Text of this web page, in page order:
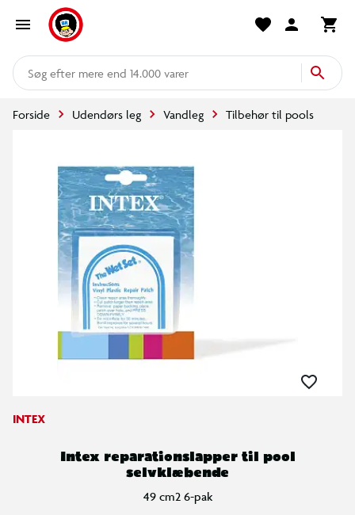
mere end 14.000 varer
Forside Udendørs leg Vandleg Tilbehør til pools
INTEX
Intex reparationslapper til pool
selvklæbende
49 cm2 6-pak